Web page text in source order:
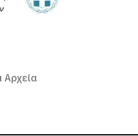
Αρχεία